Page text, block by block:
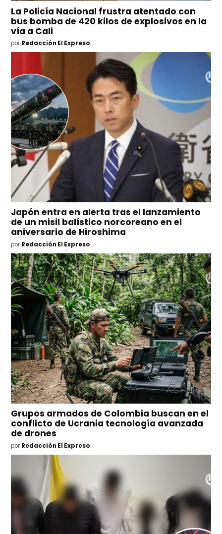
La Policía Nacional frustra atentado con
bus bomba de 420 kilos de explosivos en la
vía a Cali
por Redacción El Expreso
Japón entra en alerta tras el lanzamiento
de un misil balístico norcoreano en el
aniversario de Hiroshima
por Redacción El Expreso
Grupos armados de Colombia buscan en el
conflicto de Ucrania tecnología avanzada
de drones
por Redacción El Expreso